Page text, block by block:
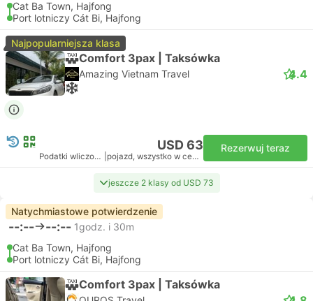
Cat Ba Town, Hajfong
Port lotniczy Cát Bi, Hajfong
Najpopularniejsza klasa
Comfort 3pax | Taksówka
Amazing Vietnam Travel 4.4
USD 63
Podatki wliczone pojazd, wszystko w cenie
Rezerwuj teraz
jeszcze 2 klasy od USD 73
Natychmiastowe potwierdzenie
--:-- --:-- 1godz. i 30m
Cat Ba Town, Hajfong
Port lotniczy Cát Bi, Hajfong
Comfort 3pax | Taksówka